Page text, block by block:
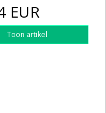
EUR
Toon artikel